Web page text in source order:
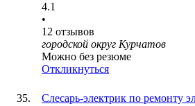
4.1
•
12 отзывов
городской округ Курчатов
Можно без резюме
Откликнуться
Слесарь-электрик по ремонту